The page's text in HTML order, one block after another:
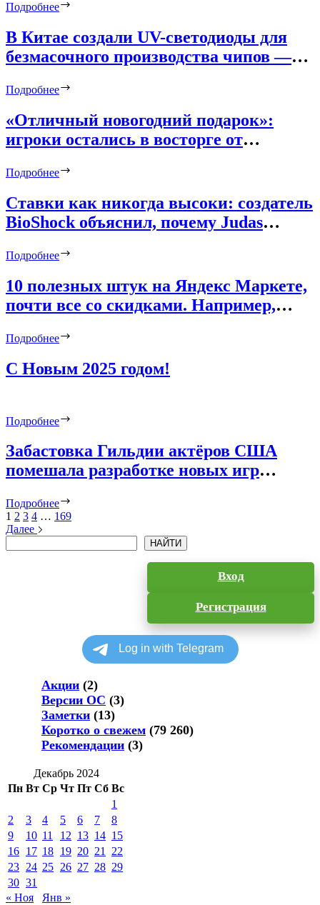
Подробнее
В Китае создали UV-светодиоды для
безмасочного производства чипов —
года
Подробнее
«Отличный новогодний подарок»:
игроки остались в восторге от
Store в 2024 году
Подробнее
Ставки как никогда высоки: создатель
BioShock объяснил, почему Judas
Подробнее
10 полезных штук на Яндекс Маркете,
почти все со скидками. Например,
Подробнее
С Новым 2025 годом!
Подробнее
Забастовка Гильдии актёров США
помешала разработке новых игр
боевика Physint
Подробнее
1 2 3 4 … 169
Далее
НАЙТИ
Вход
Регистрация
Акции (2)
Версии ОС (3)
Заметки (13)
Коротко о свежем (79 260)
Рекомендации (3)
Декабрь 2024
Пн Вт Ср Чт Пт Сб Вс
1
2
3 4 5 6 7
8
9
10 11 12 13 14 15
16 17 18 19 20 21
22
23 24 25 26 27 28 29
30 31
« Ноя
Янв »